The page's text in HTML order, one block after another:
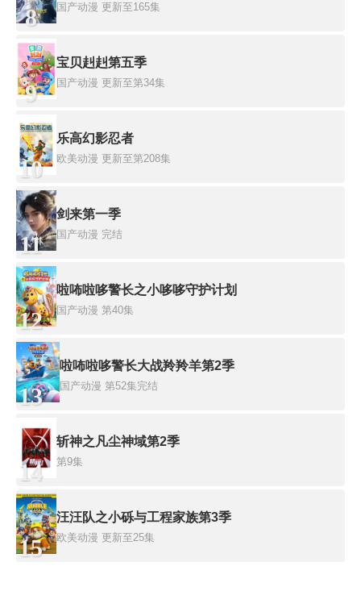
8 国产动漫 更新至165集
9
宝贝赳赳第五季
国产动漫 更新至第34集
10
乐高幻影忍者
欧美动漫 更新至第208集
11
剑来第一季
国产动漫 完结
12
啦咘啦哆警长之小哆哆守护计划
国产动漫 第40集
13
啦咘啦哆警长大战羚羚羊第2季
国产动漫 第52集完结
14
斩神之凡尘神域第2季
第9集
15
汪汪队之小砾与工程家族第3季
欧美动漫 更新至25集